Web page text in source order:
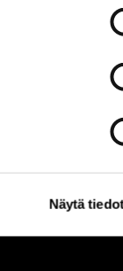
Näytä